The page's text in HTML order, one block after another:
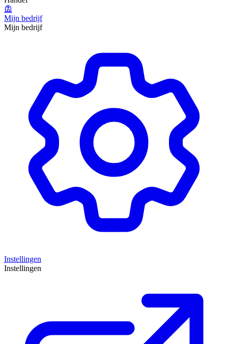
Mijn bedrijf
Mijn bedrijf
Instellingen
Instellingen